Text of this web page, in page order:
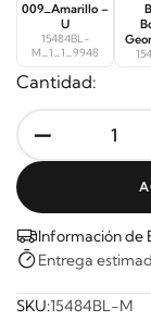
009_Amarillo –
U
15484BL-
M_1_1_9948
Cantidad:
-
Información de
Entrega
SKU:15484BL-M